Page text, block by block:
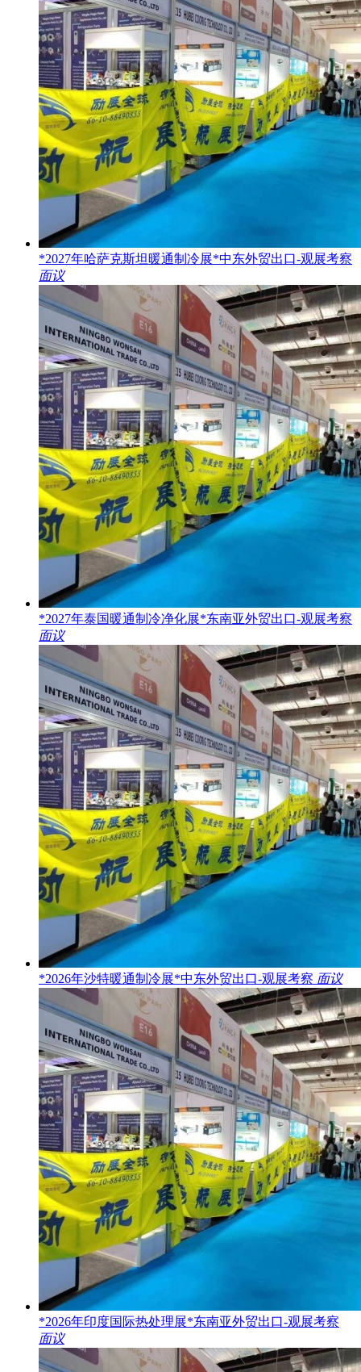
*2027年哈萨克斯坦暖通制冷展*中东外贸出口-观展考察
面议
*2027年泰国暖通制冷净化展*东南亚外贸出口-观展考察
面议
*2026年沙特暖通制冷展*中东外贸出口-观展考察 面议
*2026年印度国际热处理展*东南亚外贸出口-观展考察
面议